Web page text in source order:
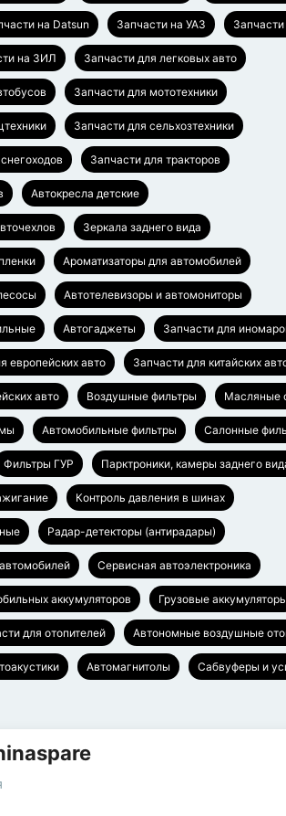
на Datsun Запчасти на УАЗ
на ЗИЛ Запчасти для легковых авто
Запчасти для мототехники
Запчасти для сельхозтехники
Запчасти для тракторов
Автокресла детские
Зеркала заднего вида
Ароматизаторы для автомобилей
Автотелевизоры и автомониторы
Автогаджеты Запчасти для
европейских авто Запчасти для китайских
авто Воздушные фильтры Масляные
Автомобильные фильтры Салонные
Фильтры ГУР Парктроники, камеры заднего
Контроль давления в шинах
Радар-детекторы (антирадары)
Сервисная автоэлектроника
аккумуляторов Грузовые аккумуляторы
для отопителей Автономные воздушные
Автомагнитолы Сабвуферы и